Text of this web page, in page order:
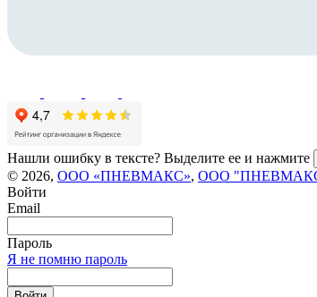
Нашли ошибку в тексте? Выделите ее и нажмите
© 2026, ООО «ПНЕВМАКС», ООО
Войти
Email
Пароль
Я не помню пароль